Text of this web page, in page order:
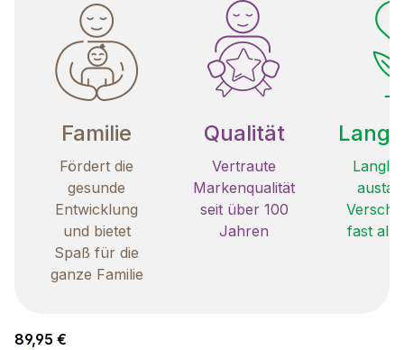
Familie
Fördert die
gesunde
Entwicklung
und bietet
Spaß für die
ganze Familie
Qualität
Vertraute
Markenqualität
seit über 100
Jahren
fast
Regulärer Preis:
89,95 €